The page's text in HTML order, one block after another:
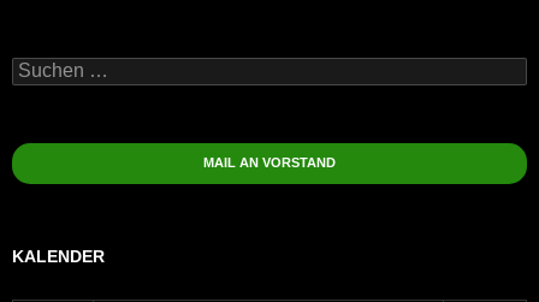
Suchen
nach:
MAIL AN VORSTAND
KALENDER